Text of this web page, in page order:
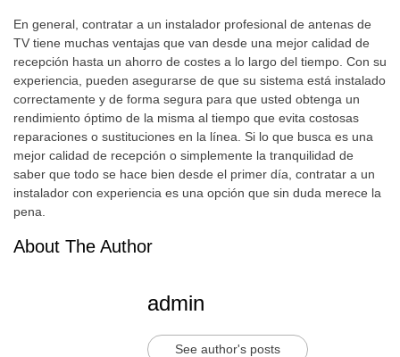
En general, contratar a un instalador profesional de antenas de
TV tiene muchas ventajas que van desde una mejor calidad de
recepción hasta un ahorro de costes a lo largo del tiempo. Con su
experiencia, pueden asegurarse de que su sistema está instalado
correctamente y de forma segura para que usted obtenga un
rendimiento óptimo de la misma al tiempo que evita costosas
reparaciones o sustituciones en la línea. Si lo que busca es una
mejor calidad de recepción o simplemente la tranquilidad de
saber que todo se hace bien desde el primer día, contratar a un
instalador con experiencia es una opción que sin duda merece la
pena.
About The Author
admin
See author's posts